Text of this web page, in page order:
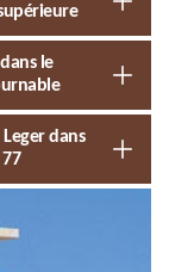
le
dans